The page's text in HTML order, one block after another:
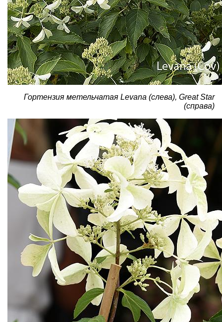
Гортензия метельчатая Levana (слева), Great Star
(справа)